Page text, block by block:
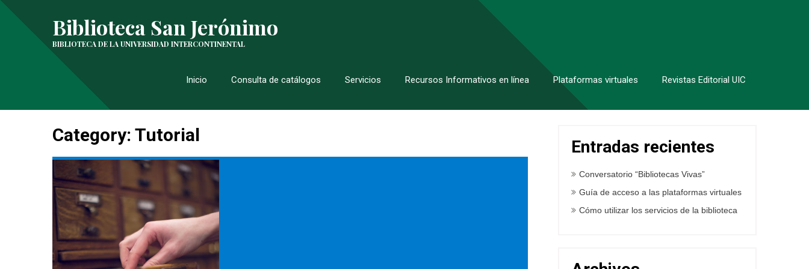
Biblioteca San Jerónimo
BIBLIOTECA DE LA UNIVERSIDAD INTERCONTINENTAL
Inicio Consulta de catálogos Servicios Recursos Informativos en línea Plataformas virtuales Revistas Editorial UIC
Category: Tutorial
Entradas recientes
Conversatorio “Bibliotecas Vivas”
Guía de acceso a las plataformas virtuales
Cómo utilizar los servicios de la biblioteca